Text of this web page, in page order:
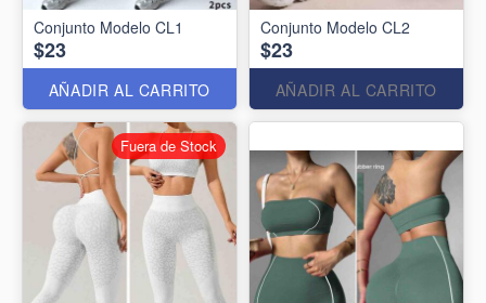
Conjunto Modelo CL1
$23
AÑADIR AL CARRITO
Conjunto Modelo CL2
$23
AÑADIR AL CARRITO
Fuera de Stock